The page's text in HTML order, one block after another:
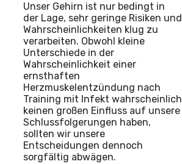
Unser Gehirn ist nur bedingt in
der Lage, sehr geringe Risiken und
Wahrscheinlichkeiten klug zu
verarbeiten. Obwohl kleine
Unterschiede in der
Wahrscheinlichkeit einer
ernsthaften
Herzmuskelentzündung nach
Training mit Infekt wahrscheinlich
keinen großen Einfluss auf unsere
Schlussfolgerungen haben,
sollten wir unsere
Entscheidungen dennoch
sorgfältig abwägen.